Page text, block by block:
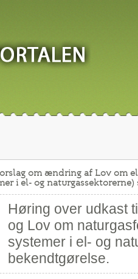
om ændring af Lov om
i el- og
Høring over udkast
og Lov om
systemer i el- og
bekendtgørelse.